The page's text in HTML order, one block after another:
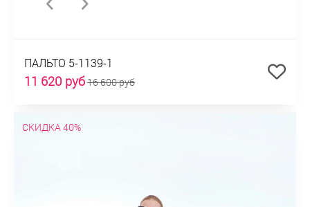
ПАЛЬТО 5-1139-1
11 620 руб16 600 руб
СКИДКА 40%